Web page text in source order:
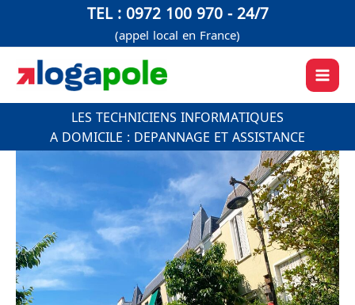
contenu
TEL : 0972 100 970 - 24/7
(appel local en France)
LES TECHNICIENS INFORMATIQUES
A DOMICILE : DEPANNAGE ET ASSISTANCE